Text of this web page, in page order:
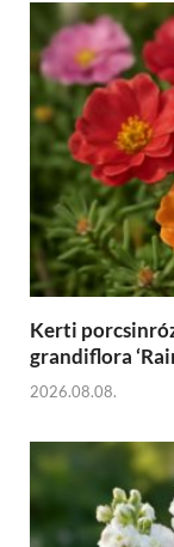
Kerti
grandiflora
2026.08.08.